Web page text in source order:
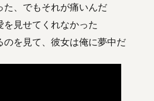
、でもそれが痛いんだ
見せてくれなかった
のを見て、彼女は俺に夢中だ